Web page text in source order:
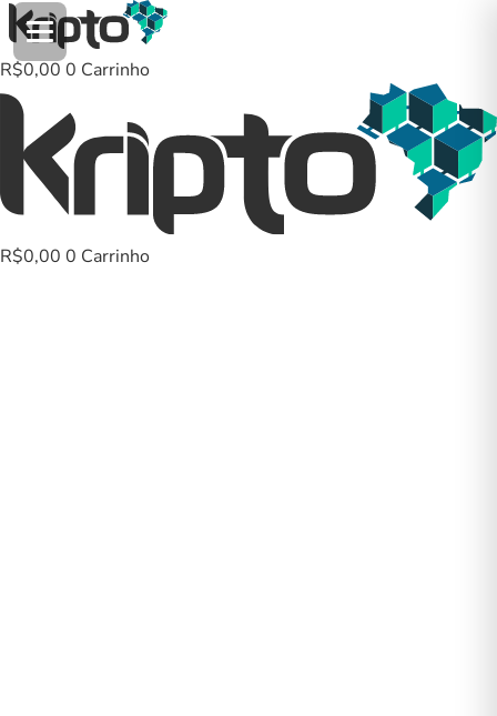
para
o
conteúdo
R$0,00 0 Carrinho
R$0,00 0 Carrinho